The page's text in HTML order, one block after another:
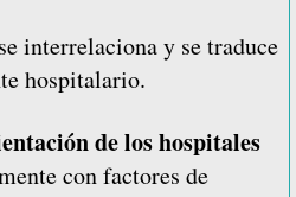
interrelaciona y se traduce
hospitalario.
de los hospitales
con factores de